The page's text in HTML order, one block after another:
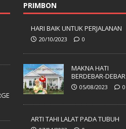
PRIMBON
HARI BAIK UNTUK PERJALANAN
20/10/2023 0
MAKNA HATI
BERDEBAR-DEBAR
05/08/2023 0
ARTI TAHI LALAT PADA TUBUH